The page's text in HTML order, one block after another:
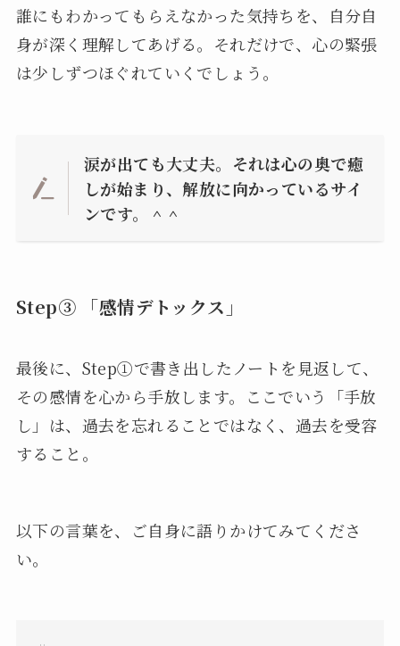
誰にもわかってもらえなかった気持ちを、自分自
身が深く理解してあげる。それだけで、心の緊張
は少しずつほぐれていくでしょう。
涙が出ても大丈夫。それは心の奥で癒
しが始まり、解放に向かっているサイ
ンです。＾＾
Step③ 「感情デトックス」
最後に、Step①で書き出したノートを見返して、
その感情を心から手放します。ここでいう「手放
し」は、過去を忘れることではなく、過去を受容
すること。
以下の言葉を、ご自身に語りかけてみてくださ
い。